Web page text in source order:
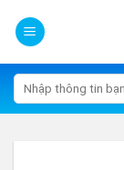
Tìm
kiếm: